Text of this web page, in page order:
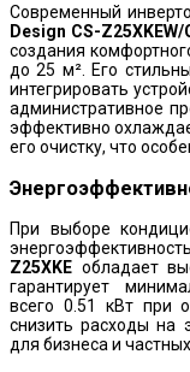
Современный
Design CS-Z25XKEW/
создания
до 25 м². Его
интегрировать
административное
эффективно
его очистку, что
При выборе
Z25XKE обладает
гарантирует
всего 0.51 кВт при
снизить расходы на
для бизнеса и